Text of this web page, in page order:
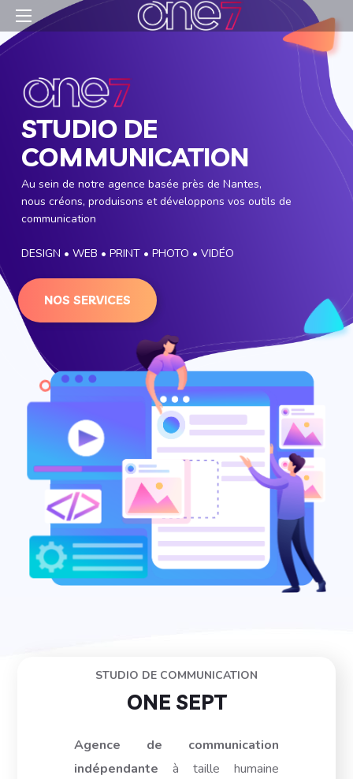
STUDIO DE
COMMUNICATION
Au sein de notre agence basée près de Nantes,
nous créons, produisons et développons vos outils de
communication
DESIGN • WEB • PRINT • PHOTO • VIDÉO
NOS SERVICES
STUDIO DE COMMUNICATION
ONE SEPT
Agence de communication
indépendante à taille humaine